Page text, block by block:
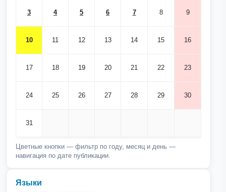
3 4 5 6 7 8 9
10 11 12 13 14 15 16
17 18 19 20 21 22 23
24 25 26 27 28 29 30
31
Цветные кнопки — фильтр по году, месяц и день —
навигация по дате публикации.
Языки